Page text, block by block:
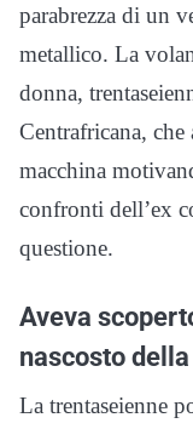
parabrezza di un
metallico. La
donna,
Centrafricana, che
macchina
confronti dell’ex
questione.
Aveva
nascosto
La trentaseienne